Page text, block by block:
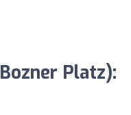
Platz):